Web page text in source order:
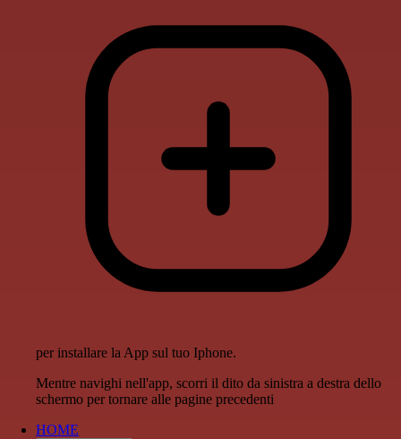
per installare la App sul tuo Iphone.
Mentre navighi nell'app, scorri il dito da sinistra a destra dello
schermo per tornare alle pagine precedenti
HOME